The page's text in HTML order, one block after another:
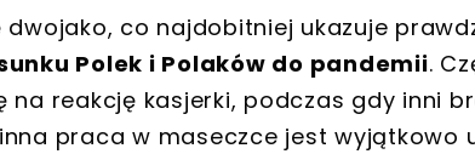
co najdobitniej ukazuje
Polek i Polaków do pandemii.
na reakcję kasjerki, podczas gdy inni
praca w maseczce jest wyjątkowo